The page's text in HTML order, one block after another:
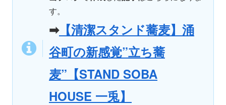
す。
➡【清潔スタンド蕎麦】涌
谷町の新感覚”立ち蕎
麦”【STAND SOBA
HOUSE 一兎】